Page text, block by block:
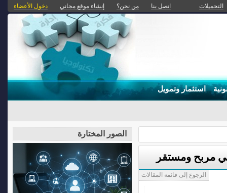
التحميلات اتصل بنا من نحن؟ إنشاء موقع مجاني دخول الأعضاء
استثمار وتمويل
مربح ومستقر
الرجوع إلى قائمة المقالات
الصور المختارة